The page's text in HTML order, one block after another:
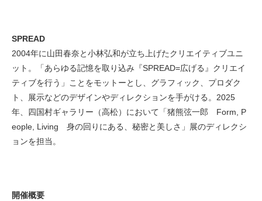
SPREAD
2004年に山田春奈と小林弘和が立ち上げたクリエイティブユニ
ット。「あらゆる記憶を取り込み『SPREAD=広げる』クリエイ
ティブを行う」ことをモットーとし、グラフィック、プロダク
ト、展示などのデザインやディレクションを手がける。2025
年、四国村ギャラリー（高松）において「猪熊弦一郎 Form, P
eople, Living 身の回りにある、秘密と美しさ」展のディレクシ
ョンを担当。
開催概要